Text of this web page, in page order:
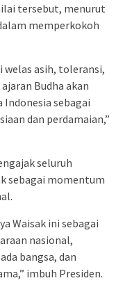
tersebut, menurut
memperkokoh
welas asih, toleransi,
Budha akan
sebagai
dan perdamaian,”
seluruh
sebagai momentum
Waisak ini sebagai
nasional,
bangsa, dan
imbuh Presiden.